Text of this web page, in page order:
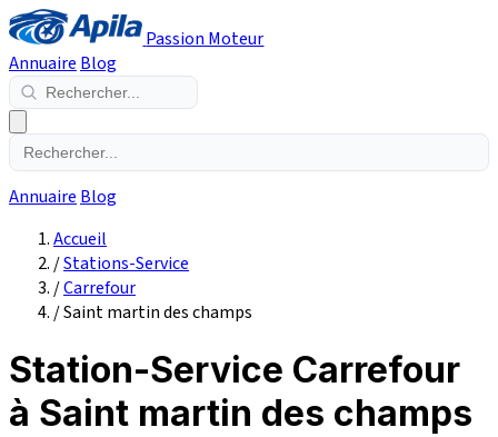
Passion Moteur
Annuaire Blog
Annuaire Blog
Accueil
/Stations-Service
/Carrefour
/Saint martin des champs
Station-Service Carrefour
à Saint martin des champs